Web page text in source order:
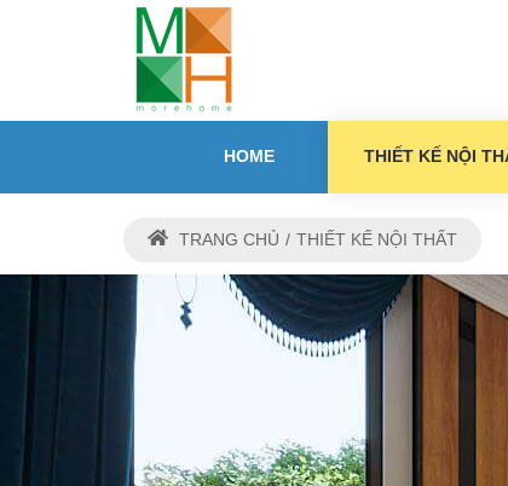
HOME THIẾT KẾ NỘI
TRANG CHỦ THIẾT KẾ NỘI THẤT